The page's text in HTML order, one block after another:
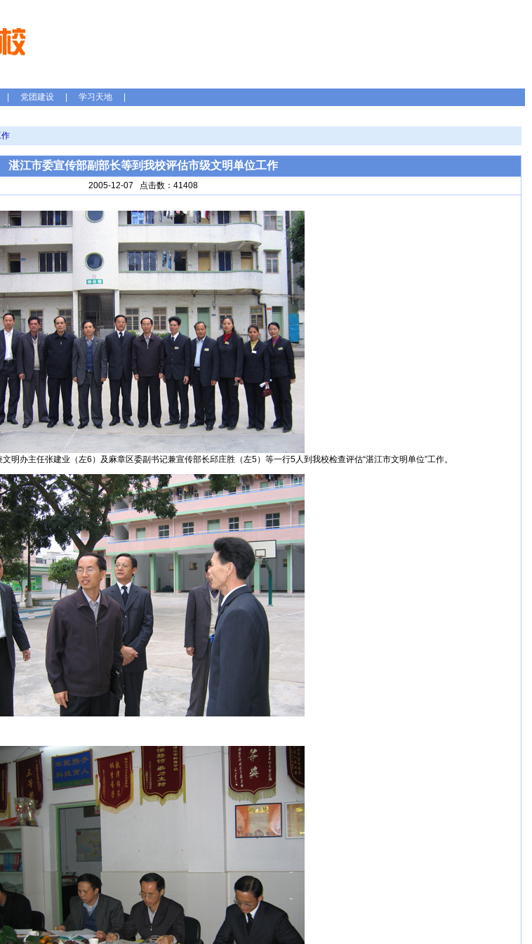
党团建设 学习天地
湛江市委宣传部副部长等到我校评估市级文明单位工作
2005-12-07 点击数：41408
明办主任张建业（左6）及麻章区委副书记兼宣传部长邱庄胜（左5）等一行5人到我校检查评估“湛江市文明单位”工作。